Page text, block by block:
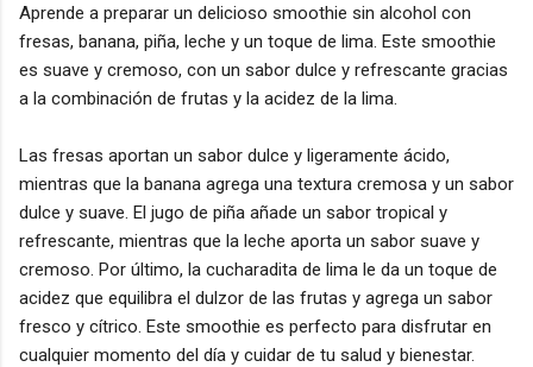
Aprende a preparar un delicioso smoothie sin alcohol con
fresas, banana, piña, leche y un toque de lima. Este smoothie
es suave y cremoso, con un sabor dulce y refrescante gracias
a la combinación de frutas y la acidez de la lima.
Las fresas aportan un sabor dulce y ligeramente ácido,
mientras que la banana agrega una textura cremosa y un sabor
dulce y suave. El jugo de piña añade un sabor tropical y
refrescante, mientras que la leche aporta un sabor suave y
cremoso. Por último, la cucharadita de lima le da un toque de
acidez que equilibra el dulzor de las frutas y agrega un sabor
fresco y cítrico. Este smoothie es perfecto para disfrutar en
cualquier momento del día y cuidar de tu salud y bienestar.